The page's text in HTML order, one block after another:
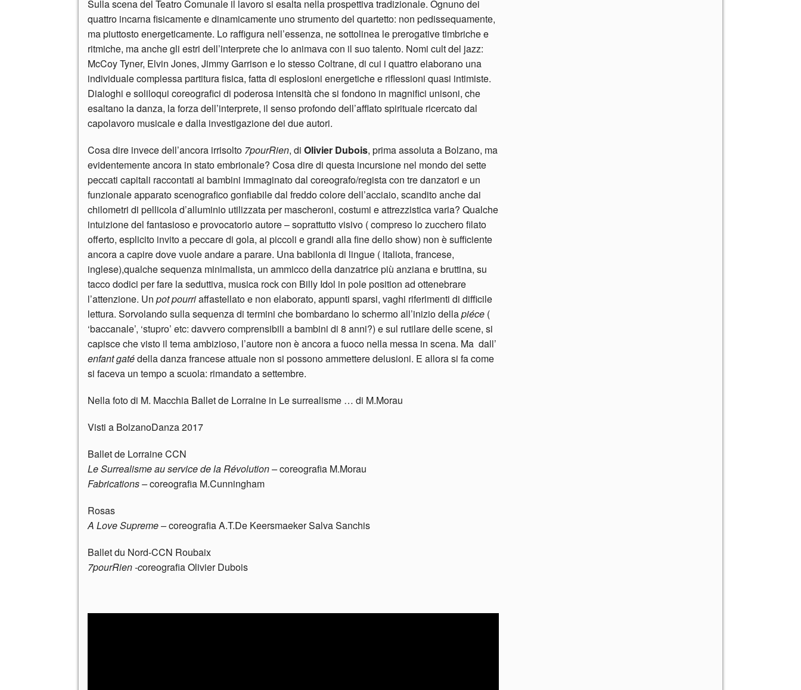
Sulla scena del Teatro Comunale il lavoro si esalta nella prospettiva tradizionale. Ognuno dei
quattro incarna fisicamente e dinamicamente uno strumento del quartetto: non pedissequamente,
ma piuttosto energeticamente. Lo raffigura nell’essenza, ne sottolinea le prerogative timbriche e
ritmiche, ma anche gli estri dell’interprete che lo animava con il suo talento. Nomi cult del jazz:
McCoy Tyner, Elvin Jones, Jimmy Garrison e lo stesso Coltrane, di cui i quattro elaborano una
individuale complessa partitura fisica, fatta di esplosioni energetiche e riflessioni quasi intimiste.
Dialoghi e soliloqui coreografici di poderosa intensità che si fondono in magnifici unisoni, che
esaltano la danza, la forza dell’interprete, il senso profondo dell’afflato spirituale ricercato dal
capolavoro musicale e dalla investigazione dei due autori.
Cosa dire invece dell’ancora irrisolto 7pourRien, di Olivier Dubois, prima assoluta a Bolzano, ma
evidentemente ancora in stato embrionale? Cosa dire di questa incursione nel mondo dei sette
peccati capitali raccontati ai bambini immaginato dal coreografo/regista con tre danzatori e un
funzionale apparato scenografico gonfiabile dal freddo colore dell’acciaio, scandito anche dai
chilometri di pellicola d’alluminio utilizzata per mascheroni, costumi e attrezzistica varia? Qualche
intuizione del fantasioso e provocatorio autore – soprattutto visivo ( compreso lo zucchero filato
offerto, esplicito invito a peccare di gola, ai piccoli e grandi alla fine dello show) non è sufficiente
ancora a capire dove vuole andare a parare. Una babilonia di lingue ( italiota, francese,
inglese),qualche sequenza minimalista, un ammicco della danzatrice più anziana e bruttina, su
tacco dodici per fare la seduttiva, musica rock con Billy Idol in pole position ad ottenebrare
l’attenzione. Un pot pourriaffastellato e non elaborato, appunti sparsi, vaghi riferimenti di difficile
lettura. Sorvolando sulla sequenza di termini che bombardano lo schermo all’inizio dellapiéce (
‘baccanale’, ‘stupro’ etc: davvero comprensibili a bambini di 8 anni?) e sul rutilare delle scene, si
capisce che visto il tema ambizioso, l’autore non è ancora a fuoco nella messa in scena. Ma dall’
enfant gatédella danza francese attuale non si possono ammettere delusioni. E allora si fa come
si faceva un tempo a scuola: rimandato a settembre.
Nella foto di M. Macchia Ballet de Lorraine in Le surrealisme … di M.Morau
Visti a BolzanoDanza 2017
Ballet de Lorraine CCN
Le Surrealisme au service de la Révolution –coreografia M.Morau
Fabrications –coreografia M.Cunningham
Rosas
A Love Supreme –coreografia A.T.De Keersmaeker Salva Sanchis
Ballet du Nord-CCN Roubaix
7pourRien -coreografia Olivier Dubois